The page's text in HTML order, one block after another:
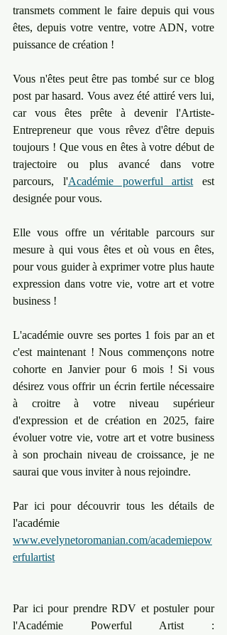
transmets comment le faire depuis qui vous
êtes, depuis votre ventre, votre ADN, votre
puissance de création !
Vous n'êtes peut être pas tombé sur ce blog
post par hasard. Vous avez été attiré vers lui,
car vous êtes prête à devenir l'Artiste-
Entrepreneur que vous rêvez d'être depuis
toujours ! Que vous en êtes à votre début de
trajectoire ou plus avancé dans votre
parcours, l'Académie powerful artist est
designée pour vous.
Elle vous offre un véritable parcours sur
mesure à qui vous êtes et où vous en êtes,
pour vous guider à exprimer votre plus haute
expression dans votre vie, votre art et votre
business !
L'académie ouvre ses portes 1 fois par an et
c'est maintenant ! Nous commençons notre
cohorte en Janvier pour 6 mois ! Si vous
désirez vous offrir un écrin fertile nécessaire
à croitre à votre niveau supérieur
d'expression et de création en 2025, faire
évoluer votre vie, votre art et votre business
à son prochain niveau de croissance, je ne
saurai que vous inviter à nous rejoindre.
Par ici pour découvrir tous les détails de
www.evelynetoromanian.com/academiepow
erfulartist
Par ici pour prendre RDV et postuler pour